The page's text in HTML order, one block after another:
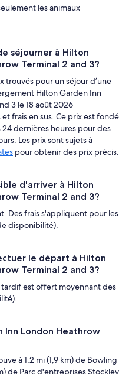
les animaux
séjourner à Hilton
Terminal 2 and 3?
trouvés pour un séjour d’une
Hilton Garden Inn
3 le 18 août 2026
frais en sus. Ce prix est fondé
dernières heures pour des
Les prix sont sujets à
pour obtenir des prix précis.
d'arriver à Hilton
Terminal 2 and 3?
Des frais s'appliquent pour les
disponibilité).
le départ à Hilton
Terminal 2 and 3?
est offert moyennant des
Inn London Heathrow
à 1,2 mi (1,9 km) de Bowling
de Parc d'entreprises Stockley